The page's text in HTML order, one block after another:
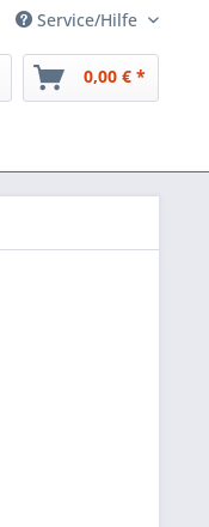
Service/Hilfe
0,00 € *